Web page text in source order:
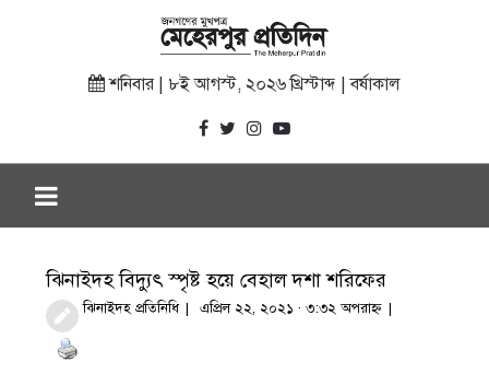
শনিবার | ৮ই আগস্ট, ২০২৬ খ্রিস্টাব্দ | বর্ষাকাল
ঝিনাইদহ বিদ্যুৎ স্পৃষ্ট হয়ে বেহাল দশা শরিফের
ঝিনাইদহ প্রতিনিধি এপ্রিল ২২, ২০২১ · ৩:৩২ অপরাহ্ণ